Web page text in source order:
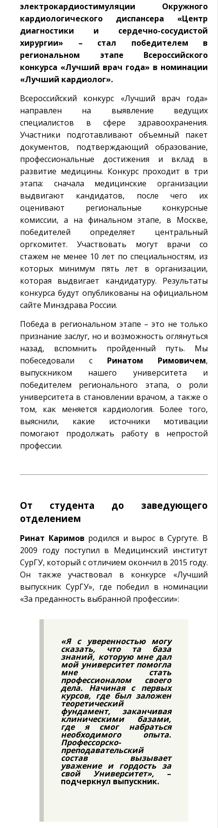
электрокардиостимуляции Окружного
кардиологического диспансера «Центр
диагностики и сердечно-сосудистой
хирургии» – стал победителем в
региональном этапе Всероссийского
конкурса «Лучший врач года» в номинации
«Лучший кардиолог».
Всероссийский конкурс «Лучший врач года»
направлен на выявление ведущих
специалистов в сфере здравоохранения.
Участники подготавливают объемный пакет
документов, подтверждающий образование,
профессиональные достижения и вклад в
развитие медицины. Конкурс проходит в три
этапа: сначала медицинские организации
выдвигают кандидатов, после чего их
оценивают региональные конкурсные
комиссии, а на финальном этапе, в Москве,
победителей определяет центральный
оргкомитет. Участвовать могут врачи со
стажем не менее 10 лет по специальностям, из
которых минимум пять лет в организации,
которая выдвигает кандидатуру. Результаты
конкурса будут опубликованы на официальном
сайте Минздрава России.
Победа в региональном этапе – это не только
признание заслуг, но и возможность оглянуться
назад, вспомнить пройденный путь. Мы
побеседовали с Ринатом Римовичем,
выпускником нашего университета и
победителем регионального этапа, о роли
университета в становлении врачом, а также о
том, как меняется кардиология. Более того,
выяснили, какие источники мотивации
помогают продолжать работу в непростой
профессии.
От студента до заведующего
отделением
Ринат Каримов родился и вырос в Сургуте. В
2009 году поступил в Медицинский институт
СурГУ, который с отличием окончил в 2015 году.
Он также участвовал в конкурсе «Лучший
выпускник СурГУ», где победил в номинации
«За преданность выбранной профессии»:
«Я с уверенностью могу
сказать, что та база
знаний, которую мне дал
мой университет помогла
мне стать
профессионалом своего
дела. Начиная с первых
курсов, где был заложен
теоретический
фундамент, заканчивая
клиническими базами,
где я смог набраться
необходимого опыта.
Профессорско-
преподавательский
состав вызывает
уважение и гордость за
свой Университет», –
подчеркнул выпускник.